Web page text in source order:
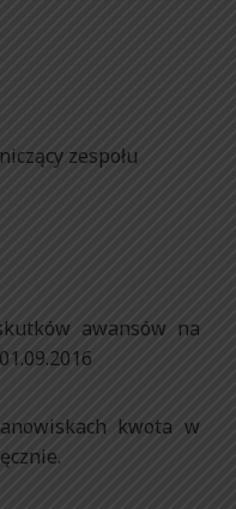
zespołu
awansów na
kwota w